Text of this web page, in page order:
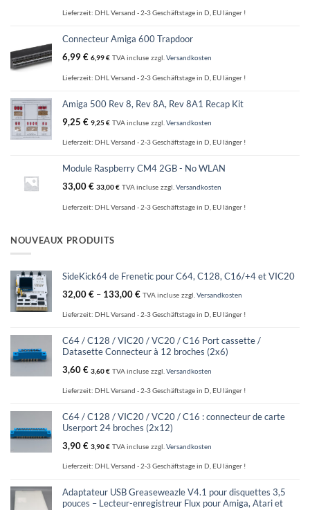
Lieferzeit: DHL Versand - 2-3 Geschäftstage in D, EU länger !
Connecteur Amiga 600 Trapdoor
6,99€ 6,99€ TVA incluse zzgl.Versandkosten
Lieferzeit: DHL Versand - 2-3 Geschäftstage in D, EU länger !
Amiga 500 Rev 8, Rev 8A, Rev 8A1 Recap Kit
9,25 € 9,25€ TVA incluse zzgl. Versandkosten
Lieferzeit: DHL Versand - 2-3 Geschäftstage in D, EU länger !
Module Raspberry CM4 2GB - No WLAN
33,00€ 33,00€ TVA incluse zzgl. Versandkosten
Lieferzeit: DHL Versand - 2-3 Geschäftstage in D, EU länger !
NOUVEAUX PRODUITS
SideKick64 de Frenetic pour C64, C128, C16/+4 et VIC20
32,00€ – 133,00€ TVA incluse zzgl. Versandkosten
Lieferzeit: DHL Versand - 2-3 Geschäftstage in D, EU länger !
C64 / C128 / VIC20 / VC20 / C16 Port cassette /
Datasette Connecteur à 12 broches (2x6)
3,60€ 3,60€ TVA incluse zzgl. Versandkosten
Lieferzeit: DHL Versand - 2-3 Geschäftstage in D, EU länger !
C64 / C128 / VIC20 / VC20 / C16 : connecteur de carte
Userport 24 broches (2x12)
3,90€ 3,90€ TVA incluse zzgl. Versandkosten
Lieferzeit: DHL Versand - 2-3 Geschäftstage in D, EU länger !
Adaptateur USB Greaseweazle V4.1 pour disquettes 3,5
pouces – Lecteur-enregistreur Flux pour Amiga, Atari et